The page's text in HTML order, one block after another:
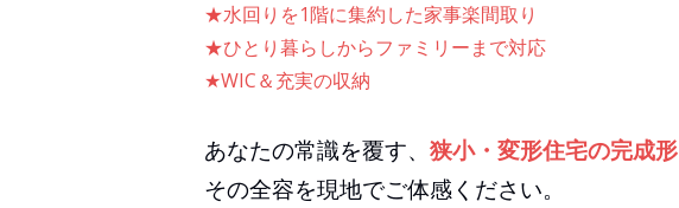
★水回りを1階に集約した家事楽間取り
★ひとり暮らしからファミリーまで対応
★WIC＆充実の収納
あなたの常識を覆す、 狭小・変形住宅の完成形
その全容を現地でご体感ください。